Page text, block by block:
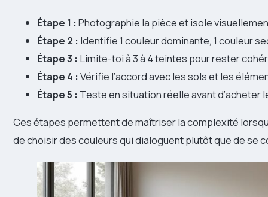
Étape 1 : Photographie la pièce et isole
Étape 2 : Identifie 1 couleur dominante, 1 couleur
Étape 3 : Limite-toi à 3 à 4 teintes pour rester
Étape 4 : Vérifie l’accord avec les sols et les
Étape 5 : Teste en situation réelle avant
Ces étapes permettent de maîtriser la complexité
de choisir des couleurs qui dialoguent plutôt que de se